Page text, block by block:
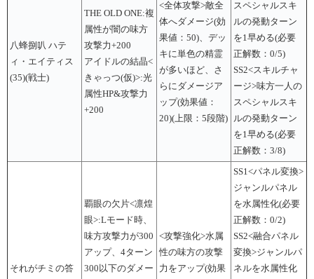
八蜂捌叭 ハテ
ィ・エイティス
(35)(戦士)
THE OLD ONE:複
属性が闇の味方
攻撃力+200
アイドルの結晶<
きゃっつ(仮)>:光
属性HP&攻撃力
+200
<全体攻撃>敵全
体へダメージ(効
果値：50)、デッ
キに単色の精霊
が多いほど、さ
らにダメージア
ップ(効果値：
20)(上限：5段階)
スペシャルスキ
ルの発動ターン
を1早める(必要
正解数：0/5)
SS2<スキルチャ
ージ>味方一人の
スペシャルスキ
ルの発動ターン
を1早める(必要
正解数：3/8)
それがチミの答
覇眼の欠片<凛煌
眼>:Lモード時、
味方攻撃力が300
アップ、4ターン
300以下のダメー
<攻撃強化>水属
性の味方の攻撃
力をアップ(効果
SS1<パネル変換>
ジャンルパネル
を水属性化(必要
正解数：0/2)
SS2<融合パネル
変換>ジャンルパ
ネルを水属性化